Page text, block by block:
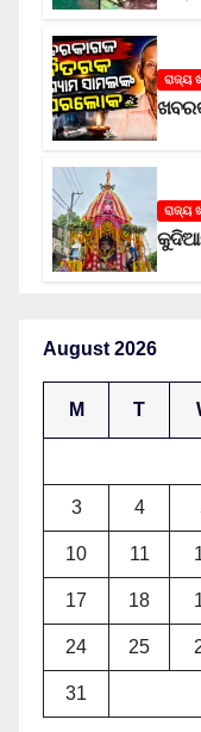
ରାଜ୍ୟ
ରାଜ୍ୟ
August 2026
M T
3 4
10 11
17 18
24 25
31